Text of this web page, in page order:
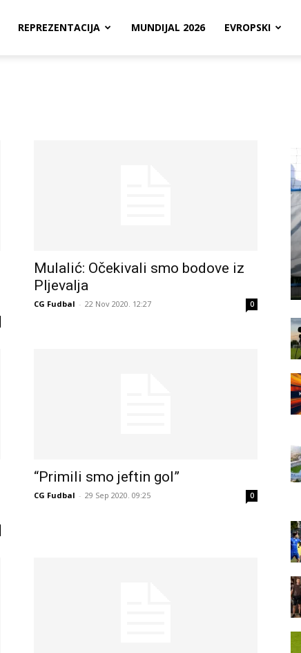
REPREZENTACIJA MUNDIJAL 2026 EVROPSKI
Mulalić: Očekivali smo bodove iz
Pljevalja
CG Fudbal - 22 Nov 2020. 12:27 0
“Primili smo jeftin gol”
CG Fudbal - 29 Sep 2020. 09:25 0